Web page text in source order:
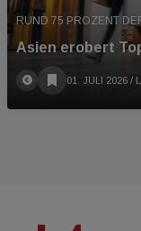
RUND 75 PROZENT
Asien erobert
01. JULI 2026 /